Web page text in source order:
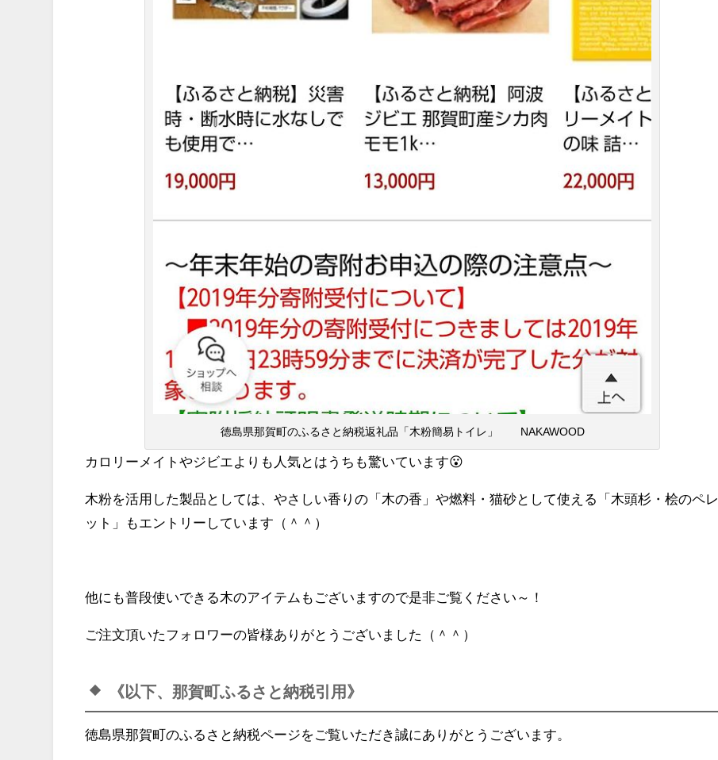
徳島県那賀町のふるさと納税返礼品「木粉簡易トイレ」 NAKAWOOD
カロリーメイトやジビエよりも人気とはうちも驚いています😮
木粉を活用した製品としては、やさしい香りの「木の香」や燃料・猫砂として使える「木頭杉・桧のペレ
ット」もエントリーしています（＾＾）
他にも普段使いできる木のアイテムもございますので是非ご覧ください～！
ご注文頂いたフォロワーの皆様ありがとうございました（＾＾）
《以下、那賀町ふるさと納税引用》
徳島県那賀町のふるさと納税ページをご覧いただき誠にありがとうございます。